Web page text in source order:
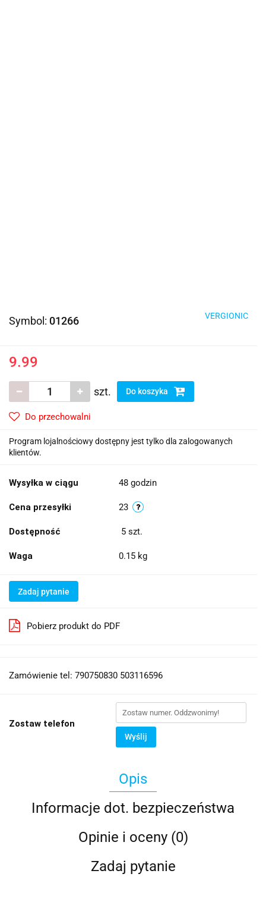
Symbol: 01266 VERGIONIC
9.99
szt. Do koszyka
Do przechowalni
Program lojalnościowy dostępny jest tylko dla zalogowanych
klientów.
Wysyłka w ciągu 48 godzin
Cena przesyłki 23
Dostępność 5 szt.
Waga 0.15 kg
Zadaj pytanie
Pobierz produkt do PDF
Zamówienie tel: 790750830 503116596
Zostaw telefon
Wyślij
Opis
Informacje dot. bezpieczeństwa
Opinie i oceny (0)
Zadaj pytanie